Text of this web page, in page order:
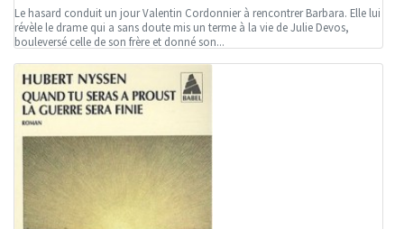
Le hasard conduit un jour Valentin Cordonnier à rencontrer Barbara. Elle lui
révèle le drame qui a sans doute mis un terme à la vie de Julie Devos,
bouleversé celle de son frère et donné son...